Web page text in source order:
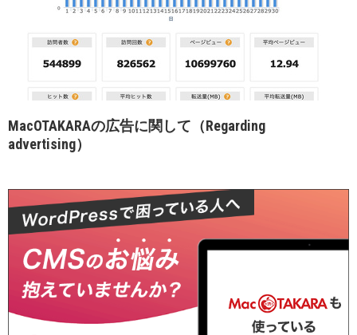
MacOTAKARAの広告に関して（Regarding
advertising）